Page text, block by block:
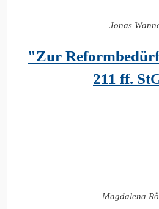
Jonas
"Zur
211 ff.
Magdalena